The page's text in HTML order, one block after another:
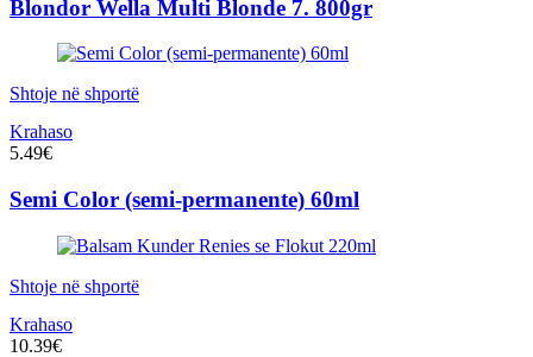
44.50€.është:
39.90€.
Blondor Wella Multi Blonde 7. 800gr
Shtoje në shportë
Krahaso
5.49€
Semi Color (semi-permanente) 60ml
Shtoje në shportë
Krahaso
10.39€